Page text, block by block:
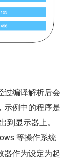
过编译解析后会
示例中的程序是
到显示器上。
等操作系统
器作为设定为起